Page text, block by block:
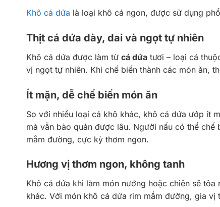
Khô cá dứa là loại khô cá ngon, được sử dụng
Thịt cá dứa dày, dai và ngọt tự nhiên
Khô cá dứa được làm từ cá dứa tươi – loại cá
vị ngọt tự nhiên. Khi chế biến thành các món ăn,
Ít mặn, dễ chế biến món ăn
So với nhiều loại cá khô khác, khô cá dứa ướp ít
mà vẫn bảo quản được lâu. Người nấu có thể
mắm đường, cực kỳ thơm ngon.
Hương vị thơm ngon, không tanh
Khô cá dứa khi làm món nướng hoặc chiên sẽ
khác. Với món khô cá dứa rim mắm đường, gia